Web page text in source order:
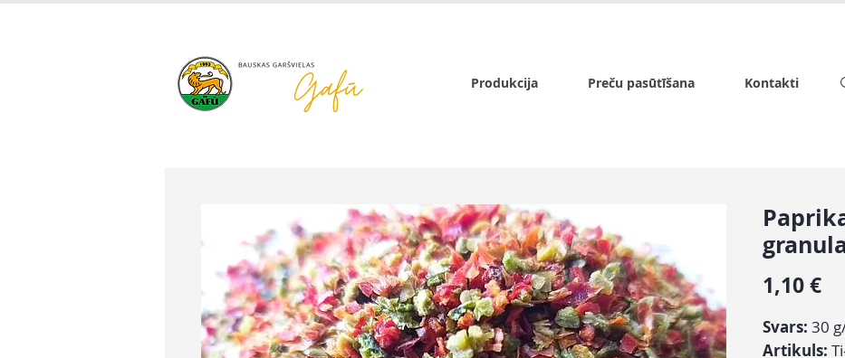
Produkcija Preču pasūtīšana Kontakti
1,10 €
Svars: 30
Artikuls: